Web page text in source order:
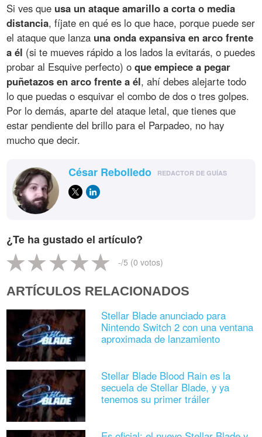
Si ves que usa un ataque amarillo a corta o media
distancia, fíjate en qué es lo que hace, porque puede ser
el ataque que lanza una onda expansiva en arco frente
a él (si te mueves rápido a los lados la evitarás, o puedes
probar al Esquive perfecto) oque empiece a pegar
puñetazos en arco frente a él, ahí debes alejarte todo
lo que puedas o esquivar el combo de dos o tres golpes.
Por lo demás, aparte del ataque letal, que tienes que
estar pendiente del brillo para el Parpadeo, no hay
mucho que decir.
César Rebolledo REDACTOR DE GUÍAS
¿Te ha gustado el artículo?
-/5 (0 votos)
ARTÍCULOS RELACIONADOS
Stellar Blade anunciado para
Nintendo Switch 2 con una ventana
aproximada de lanzamiento
Stellar Blade Blood Rain es la
secuela de Stellar Blade, y ya
tenemos su primer tráiler